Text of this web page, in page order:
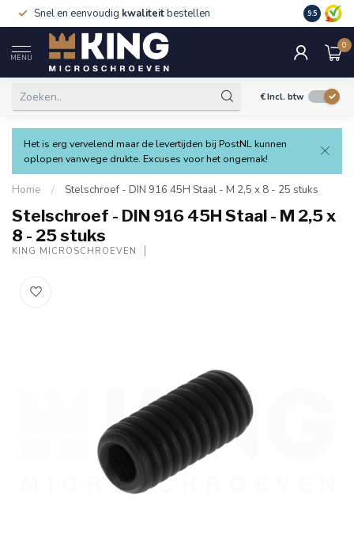
Snel en eenvoudig kwaliteitbestellen 9.5
MENU
0
€Incl. btw
Het is erg vervelend maar de levertijden bij PostNL kunnen
oplopen vanwege drukte. Excuses voor het ongemak!
Home / Stelschroef - DIN 916 45H Staal - M 2,5 x 8 - 25 stuks
Stelschroef - DIN 916 45H Staal - M 2,5 x
8 - 25 stuks
KING MICROSCHROEVEN